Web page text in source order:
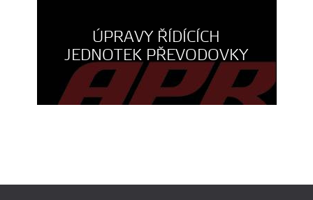
ÚPRAVY ŘÍDÍCÍCH
JEDNOTEK PŘEVODOVKY